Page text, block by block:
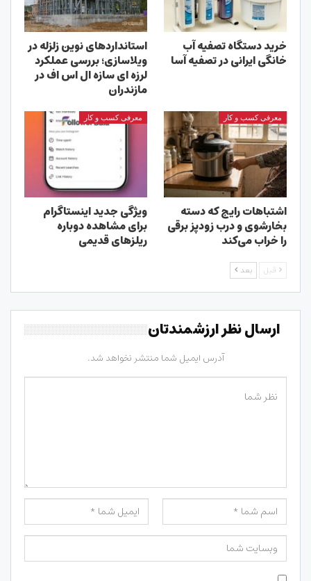
خرید دستگاه تصفیه آب
خانگی ایرانی در تصفیه آسا
استانداردهای نوین زلزله در
ویلاسازی؛ بررسی عملکرد
لرزه ای سازه ال اس اف در
مازندران
معرفی کسب و کار
اشتباهات رایج که دسته
بخارشوی و درب زودپز برقی
را خراب می‌کند
معرفی کسب و کار
ویژگی جدید اینستاگرام
برای مشاهده دوباره
ریلزهای قدیمی
قبل بعد
ارسال نظر ارزشمندتان
آدرس ایمیل شما منتشر نخواهد شد.